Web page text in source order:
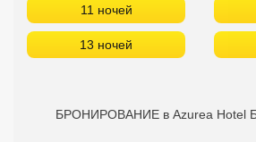
11 ночей
13 ночей
БРОНИРОВАНИЕ в Azurea Hotel